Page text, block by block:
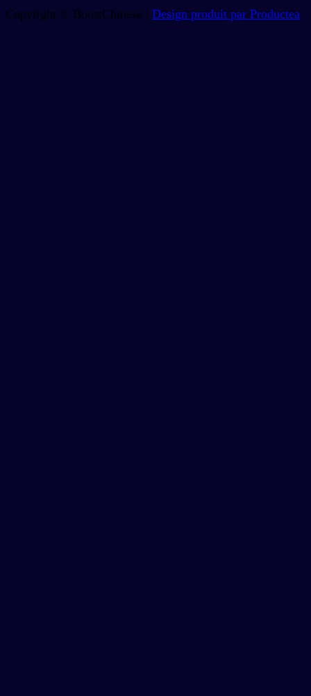
Copyright © BoostChinese | Design produit par Productea